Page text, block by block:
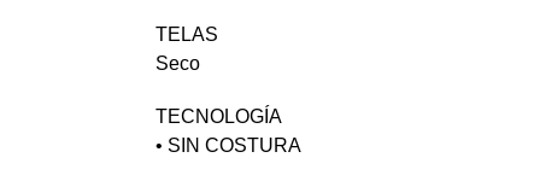
TELAS
Seco
TECNOLOGÍA
• SIN COSTURA